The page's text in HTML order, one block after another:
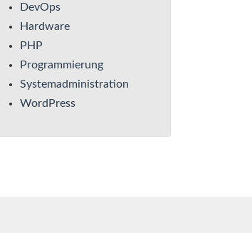
DevOps
Hardware
PHP
Programmierung
Systemadministration
WordPress